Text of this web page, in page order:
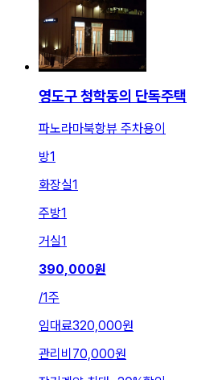
영도구 청학동의 단독주택
파노라마북항뷰 주차용이
방1
화장실1
주방1
거실1
390,000원
/1주
임대료320,000원
관리비 70,000원